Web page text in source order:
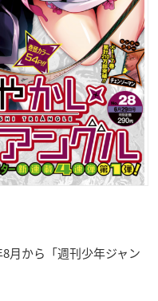
月から「週刊少年ジャン